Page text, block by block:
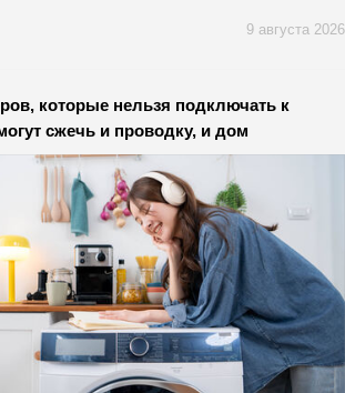
9 августа 2026
которые нельзя подключать к
сжечь и проводку, и дом